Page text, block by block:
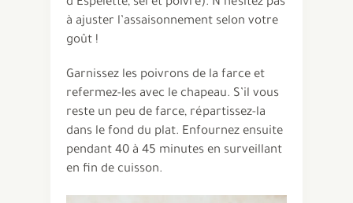
d’Espelette, sel et poivre). N’hésitez pas
à ajuster l’assaisonnement selon votre
goût !
Garnissez les poivrons de la farce et
refermez-les avec le chapeau. S’il vous
reste un peu de farce, répartissez-la
dans le fond du plat. Enfournez ensuite
pendant 40 à 45 minutes en surveillant
en fin de cuisson.